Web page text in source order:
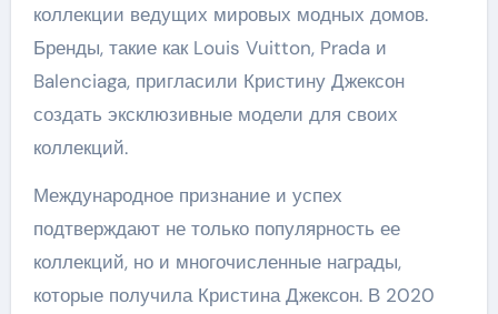
коллекции ведущих мировых модных домов.
Бренды, такие как Louis Vuitton, Prada и
Balenciaga, пригласили Кристину Джексон
создать эксклюзивные модели для своих
коллекций.
Международное признание и успех
подтверждают не только популярность ее
коллекций, но и многочисленные награды,
которые получила Кристина Джексон. В 2020